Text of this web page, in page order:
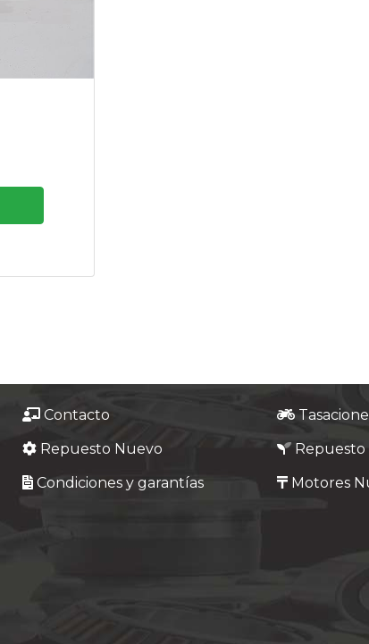
Contacto
Repuesto Nuevo Repuesto
Condiciones y garantías Motores